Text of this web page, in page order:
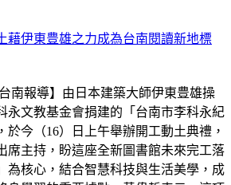
藉伊東豊雄之力成為台南閱讀新地標
南報導】由日本建築大師伊東豊雄操
永文教基金會捐建的「台南市李科永紀
於今（16）日上午舉辦開工動土典禮，
席主持，盼這座全新圖書館未來完工落
為核心，結合智慧科技與生活美學，成